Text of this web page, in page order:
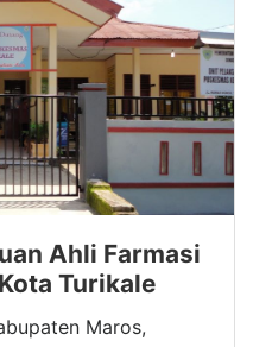
Ahli Farmasi
Turikale
Maros,